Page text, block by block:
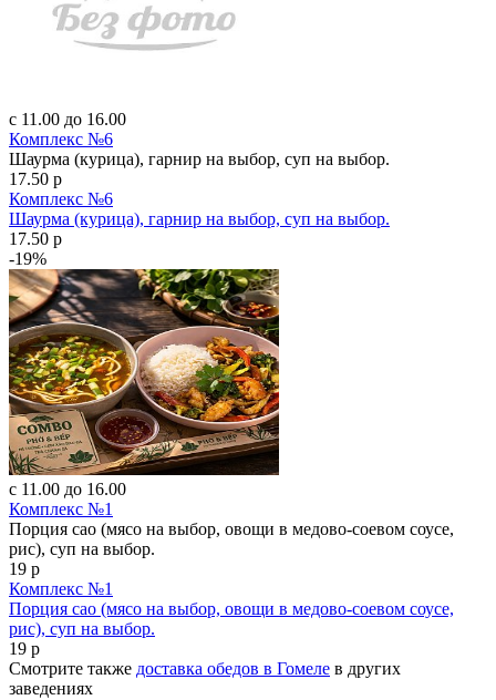
с 11.00 до 16.00
Комплекс №6
Шаурма (курица), гарнир на выбор, суп на выбор.
17.50 р
Комплекс №6
Шаурма (курица), гарнир на выбор, суп на выбор.
17.50 р
-19%
с 11.00 до 16.00
Комплекс №1
Порция сао (мясо на выбор, овощи в медово-соевом соусе,
рис), суп на выбор.
19 р
Комплекс №1
Порция сао (мясо на выбор, овощи в медово-соевом соусе,
рис), суп на выбор.
19 р
Смотрите также доставка обедов в Гомеле в других
заведениях